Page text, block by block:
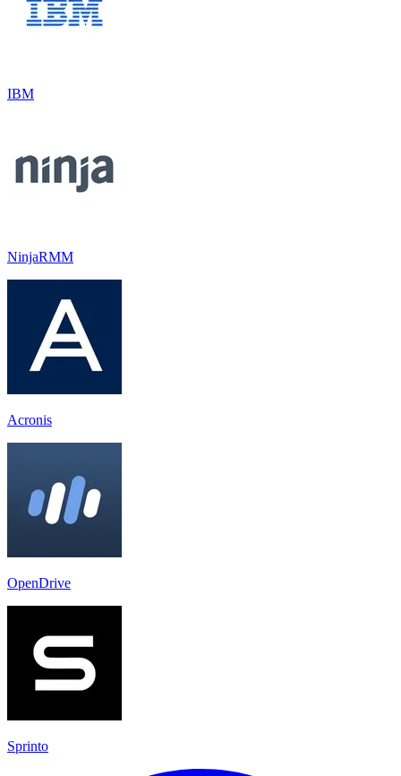
IBM
NinjaRMM
Acronis
OpenDrive
Sprinto